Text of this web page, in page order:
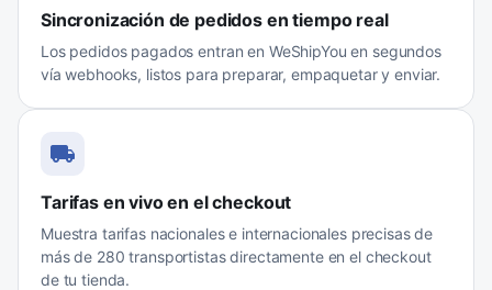
Sincronización de pedidos en tiempo real
Los pedidos pagados entran en WeShipYou en segundos
vía webhooks, listos para preparar, empaquetar y enviar.
Tarifas en vivo en el checkout
Muestra tarifas nacionales e internacionales precisas de
más de 280 transportistas directamente en el checkout
de tu tienda.